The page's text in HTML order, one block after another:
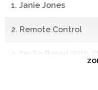
1. Janie Jones
2. Remote Control
3. I'm So Bored With